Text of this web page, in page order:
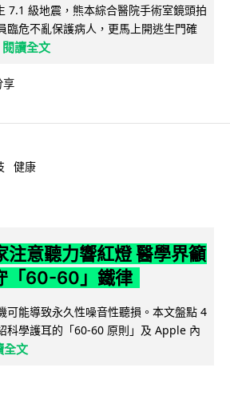
7.1 級地震，熊本綜合醫院手術室鏡頭拍
臨危不亂保護病人，更馬上開逃生門確
閱讀全文
享
健康
意聽力響紅燈 醫學界籲
「60-60」鐵律
可能導致永久性噪音性聽損。本文盤點 4
科學護耳的「60-60 原則」及 Apple 內
全文